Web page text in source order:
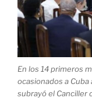
En los 14 primeros
ocasionados a
subrayó el Canciller